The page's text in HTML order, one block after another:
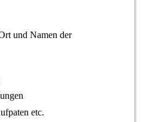
und Namen der
etc.